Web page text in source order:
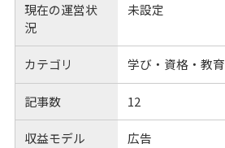
現在の運営状
況
未設定
カテゴリ 学び・資格・教育
記事数 12
収益モデル 広告